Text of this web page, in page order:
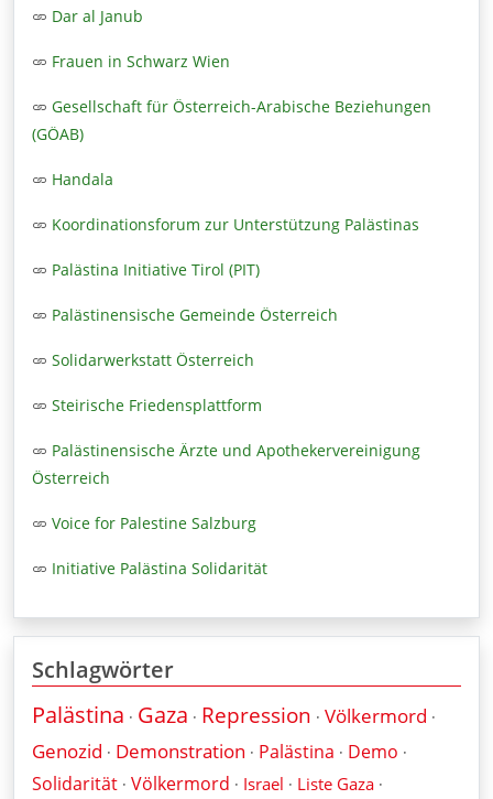
Dar al Janub
Frauen in Schwarz Wien
Gesellschaft für Österreich-Arabische Beziehungen
(GÖAB)
Handala
Koordinationsforum zur Unterstützung Palästinas
Palästina Initiative Tirol (PIT)
Palästinensische Gemeinde Österreich
Solidarwerkstatt Österreich
Steirische Friedensplattform
Palästinensische Ärzte und Apothekervereinigung
Österreich
Voice for Palestine Salzburg
Initiative Palästina Solidarität
Schlagwörter
Palästina · Gaza · Repression · Völkermord ·
Genozid · Demonstration · Palästina · Demo ·
Solidarität · Völkermord · Israel · Liste Gaza ·